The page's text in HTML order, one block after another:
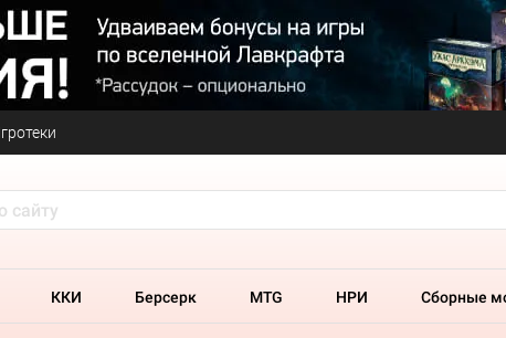
ККИ Берсерк MTG НРИ Сборные